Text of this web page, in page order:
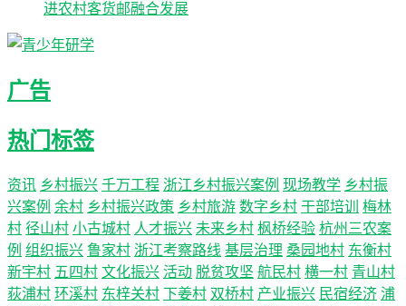
进农村客货邮融合发展
广告
热门标签
资讯 乡村振兴 千万工程 浙江乡村振兴案例 现场教学 乡村振
兴案例 余村 乡村振兴政策 乡村旅游 数字乡村 干部培训
梅林
村 径山村 小古城村 人才振兴 未来乡村 枫桥经验 杭州三农案
例 组织振兴 鲁家村 浙江考察路线 基层治理 桑园地村 东衡村
新宇村 五四村 文化振兴 活动 脱贫攻坚 航民村 横一村 青山村
荻浦村 环溪村 东梓关村 下姜村 双桥村 产业振兴 民宿经济 浦